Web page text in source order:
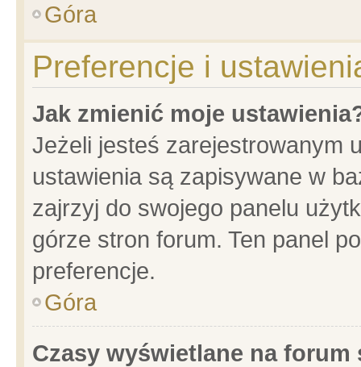
Góra
Preferencje i
Jak zmienić moje
Jeżeli jesteś zarejestrowanym
ustawienia są zapisywane w
zajrzyj do swojego panelu
górze stron forum. Ten panel
preferencje.
Góra
Czasy wyświetlane na forum